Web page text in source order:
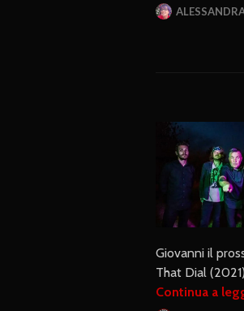
Giovanni il
That Dial
Continua a